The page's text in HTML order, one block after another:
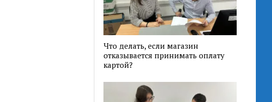
Что делать, если магазин
отказывается принимать оплату
картой?